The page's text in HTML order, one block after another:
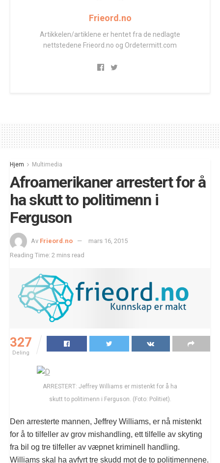
Frieord.no
Artikkelen/artiklene er hentet fra de nedlagte
nettstedene Frieord.no og Ordetermitt.com
Hjem Multimedia
Afroamerikaner arrestert for å
ha skutt to politimenn i
Ferguson
Av Frieord.no
mars 16, 2015
Reading Time: 2 mins read
327
Deling
ARRESTERT: Jeffrey Williams er mistenkt for å ha
skutt to politimenn i Ferguson. (Foto: Politiet).
Den arresterte mannen, Jeffrey Williams, er nå mistenkt
for å to tilfeller av grov mishandling, ett tilfelle av skyting
fra bil og tre tilfeller av væpnet kriminell handling.
Williams skal ha avfyrt tre skudd mot de to politimennene.